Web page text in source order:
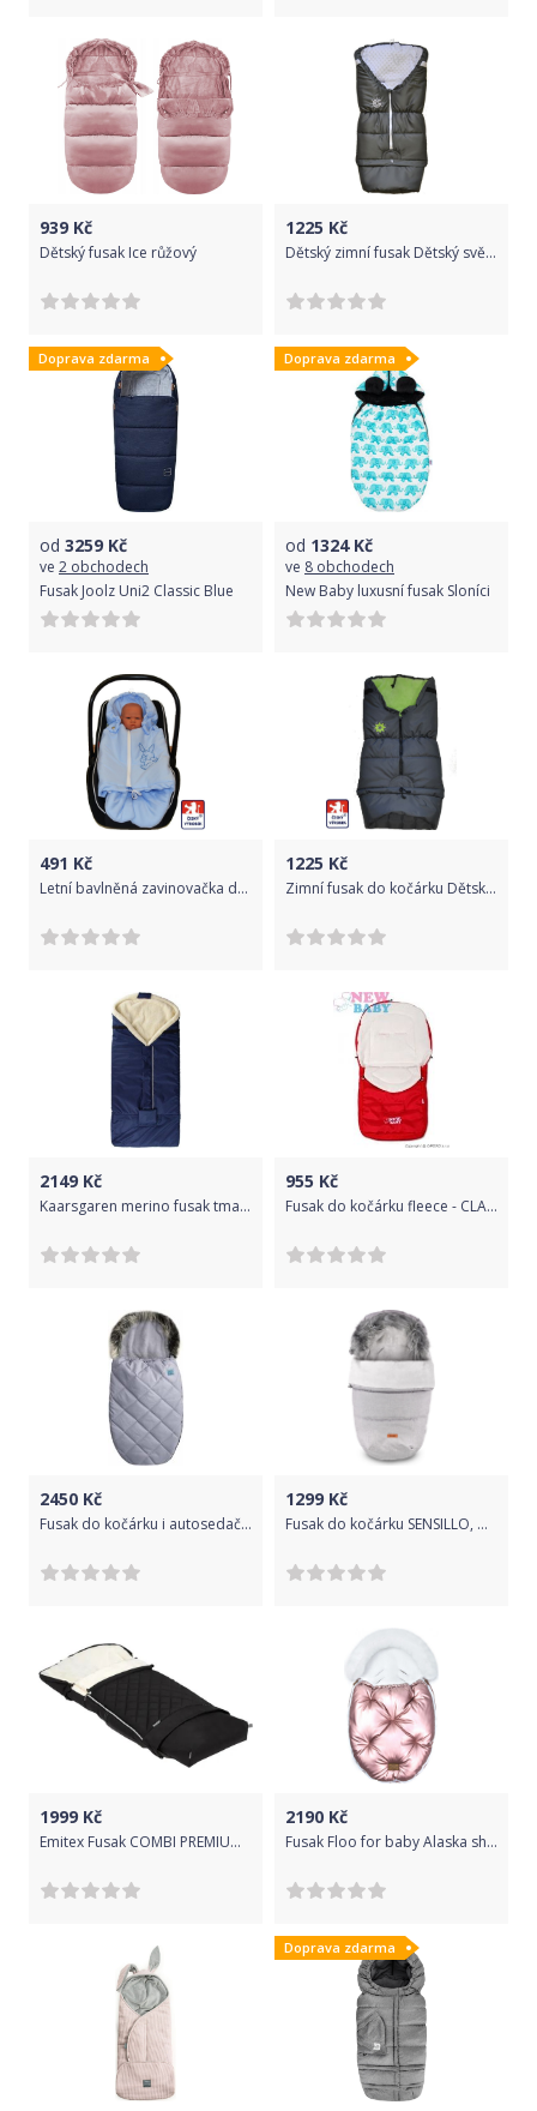
939 Kč
Dětský fusak Ice růžový
1225 Kč
Dětský zimní fusak Dětský svět winter sport MINKY šedý/bílá
Doprava zdarma
od 3259 Kč
ve 2 obchodech
Fusak Joolz Uni2 Classic Blue
Doprava zdarma
od 1324Kč
ve 8 obchodech
New Baby luxusní fusak Sloníci
491 Kč
Letní bavlněná zavinovačka do autosedačky, Dětský svět, modrá 79x38cm MINI
1225 Kč
Zimní fusak do kočárku Dětský svět WINTER SPORT Fantasie 3v1 šedozelený
2149 Kč
Kaarsgaren merino fusak tmavomodrý
955 Kč
Fusak do kočárku fleece - CLASSIC červený - NewBaby
2450 Kč
Fusak do kočárku i autosedačky fleece - PROŠÍVANÝ šedý - Belisima
1299 Kč
Fusak do kočárku SENSILLO, model Indiana, barva šedá
1999 Kč
Emitex Fusak COMBI PREMIUM 2020 KOSTKA - černý+krém
2190 Kč
Fusak Floo for baby Alaska shine pink/white
Doprava zdarma